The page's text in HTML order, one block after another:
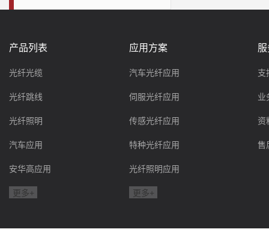
产品列表
光纤光缆
光纤跳线
光纤照明
汽车应用
安华高应用
更多+
应用方案
汽车光纤应用
伺服光纤应用
传感光纤应用
特种光纤应用
光纤照明应用
更多+
支
业
资
售